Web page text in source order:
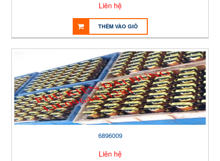
Liên hệ
THÊM VÀO GIỎ
6896009
Liên hệ